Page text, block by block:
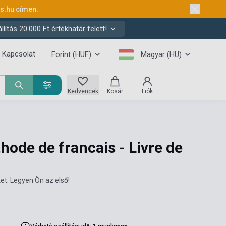
címen.
20.000 Ft értékhatár felett!
Kapcsolat Forint (HUF) Magyar (HU)
Kedvencek Kosár Fiók
de francais - Livre de
Legyen Ön az első!